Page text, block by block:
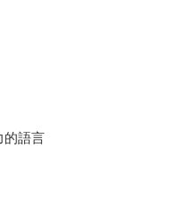
的語言